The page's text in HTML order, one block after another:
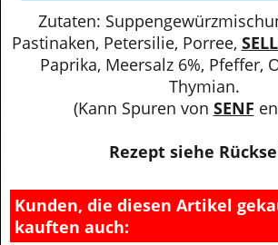
Zutaten:
Pastinaken, Petersilie, Porree,
Paprika, Meersalz 6%, Pfeffer,
Thymian.
(Kann Spuren von SENF
Rezept siehe
Kunden, die diesen Artikel
kauften auch: